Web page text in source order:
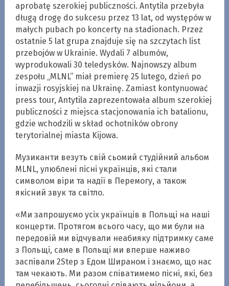
aprobatę szerokiej publiczności. Antytila przebyła
długą drogę do sukcesu przez 13 lat, od występów w
małych pubach po koncerty na stadionach. Przez
ostatnie 5 lat grupa znajduje się na szczytach list
przebojów w Ukrainie. Wydali 7 albumów,
wyprodukowali 30 teledysków. Najnowszy album
zespołu „MLNL” miał premierę 25 lutego, dzień po
inwazji rosyjskiej na Ukrainę. Zamiast kontynuować
press tour, Antytila zaprezentowała album szerokiej
publiczności z miejsca stacjonowania ich batalionu,
gdzie wchodzili w skład ochotników obrony
terytorialnej miasta Kijowa.
Музиканти везуть свій сьомий студійний альбом
MLNL, улюблені пісні українців, які стали
символом віри та надії в Перемогу, а також
якісний звук та світло.
«Ми запрошуємо усіх українців в Польщі на наші
концерти. Протягом всього часу, що ми були на
передовій ми відчували неабияку підтримку саме
з Польщі, саме в Польщі ми вперше наживо
заспівали 2Step з Едом Шираном і знаємо, що нас
там чекають. Ми разом співатимемо пісні, які, без